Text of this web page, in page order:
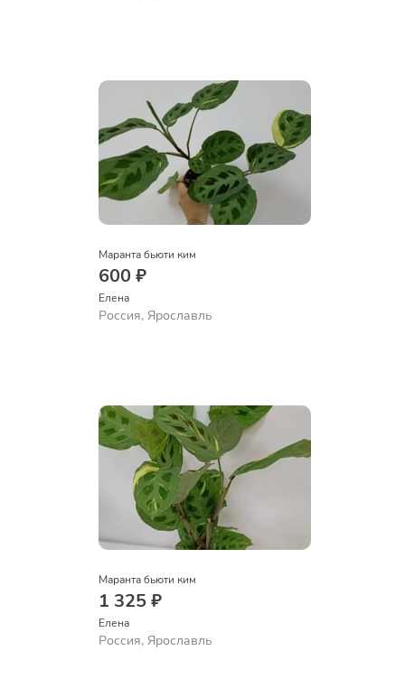
Маранта бьюти ким
600 ₽
Елена
Россия, Ярославль
Маранта бьюти ким
1 325 ₽
Елена
Россия, Ярославль